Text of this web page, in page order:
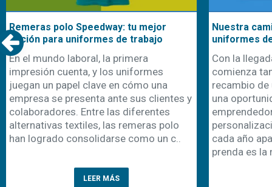
Remeras polo Speedway: tu mejor
opción para uniformes de trabajo
En el mundo laboral, la primera
impresión cuenta, y los uniformes
juegan un papel clave en cómo una
empresa se presenta ante sus clientes y
colaboradores. Entre las diferentes
alternativas textiles, las remeras polo
han logrado consolidarse como un c..
LEER MÁS
Nuestra
uniformes
Con la
comienza
recambio
una
cada año
prenda es la